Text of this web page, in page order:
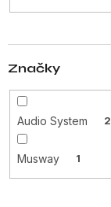
t
Značky
Audio System 2
Musway 1